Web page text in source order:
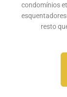
condomínios
resto